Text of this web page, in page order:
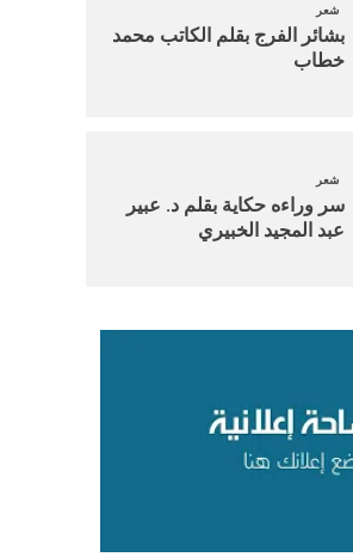
شعر
بشائر الفرج بقلم الكاتب محمد
خطاب
شعر
سر وراءه حكاية بقلم د. عبير
عبد المجيد الخبيري